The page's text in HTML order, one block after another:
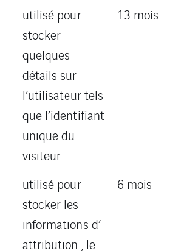
utilisé pour
stocker
quelques
détails sur
l’utilisateur tels
que l’identifiant
unique du
visiteur
13 mois
utilisé pour
stocker les
informations d’
attribution , le
6 mois